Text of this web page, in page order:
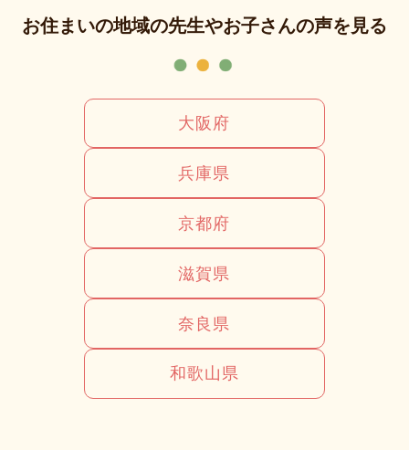
お住まいの地域の先生やお子さんの声を見る
大阪府
兵庫県
京都府
滋賀県
奈良県
和歌山県